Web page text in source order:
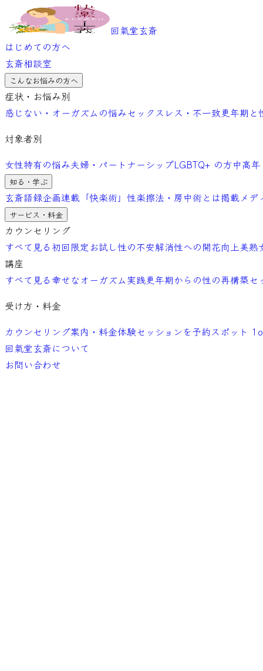
回氣堂玄斎
はじめての方へ
玄斎相談室
こんなお悩みの方へ
症状・お悩み別
感じない・オーガズムの悩みセックスレス・不一致更年期と
対象者別
女性特有の悩み夫婦・パートナーシップLGBTQ+ の方中高
知る・学ぶ
玄斎語録企画連載「快楽術」 性楽擦法・房中術とは掲載メデ
サービス・料金
カウンセリング
すべて見る 初回限定お試し性の不安解消性への開花向上美熟
講座
すべて見る 幸せなオーガズム実践更年期からの性の再構築セ
受け方・料金
カウンセリング案内・料金体験セッションを予約スポット
回氣堂玄斎について
お問い合わせ